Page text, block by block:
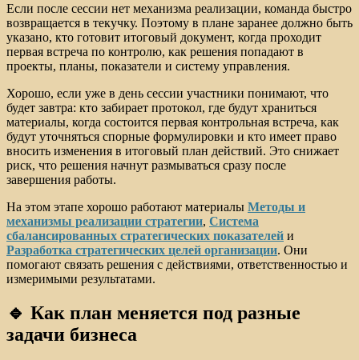
Если после сессии нет механизма реализации, команда быстро
возвращается в текучку. Поэтому в плане заранее должно быть
указано, кто готовит итоговый документ, когда проходит
первая встреча по контролю, как решения попадают в
проекты, планы, показатели и систему управления.
Хорошо, если уже в день сессии участники понимают, что
будет завтра: кто забирает протокол, где будут храниться
материалы, когда состоится первая контрольная встреча, как
будут уточняться спорные формулировки и кто имеет право
вносить изменения в итоговый план действий. Это снижает
риск, что решения начнут размываться сразу после
завершения работы.
На этом этапе хорошо работают материалы Методы и
механизмы реализации стратегии, Система
сбалансированных стратегических показателей и
Разработка стратегических целей организации. Они
помогают связать решения с действиями, ответственностью и
измеримыми результатами.
🔹 Как план меняется под разные
задачи бизнеса